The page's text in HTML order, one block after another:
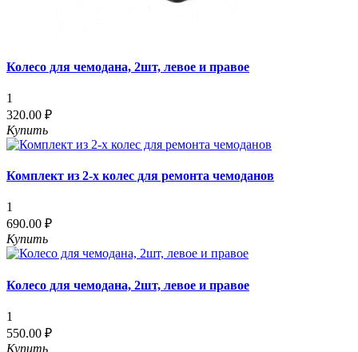
Колесо для чемодана, 2шт, левое и правое
1
320.00 ₽
Купить
Комплект из 2-х колес для ремонта чемоданов
1
690.00 ₽
Купить
Колесо для чемодана, 2шт, левое и правое
1
550.00 ₽
Купить